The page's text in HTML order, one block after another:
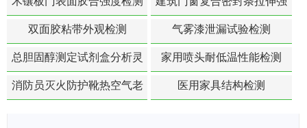
度-硬质塑料材料检测
双面胶粘带外观检测 气雾漆泄漏试验检测
总胆固醇测定试剂盒分析灵
敏度检测
家用喷头耐低温性能检测
消防员灭火防护靴热空气老
医用家具结构检测